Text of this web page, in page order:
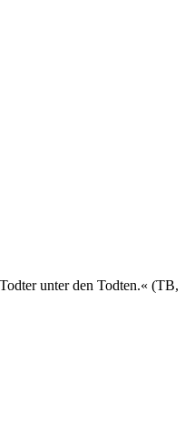
unter den Todten.« (TB,